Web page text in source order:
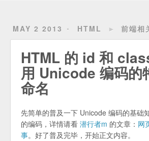
MAY 2 2013 HTML ► 前端相
HTML 的 id 和
用 Unicode 编码的
命名
先简单的普及一下 Unicode 编码的基础
的编码，详情请看 潜行者m 的文章： 网
事。好了普及完毕，开始正文内容。